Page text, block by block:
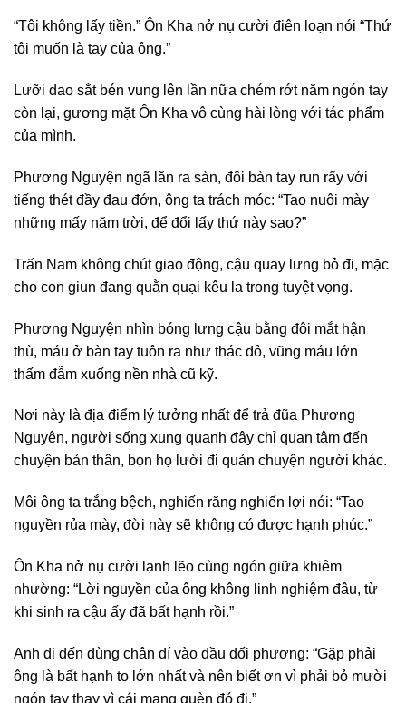
“Tôi không lấy tiền.” Ôn Kha nở nụ cười điên loạn nói “Thứ
tôi muốn là tay của ông.”
Lưỡi dao sắt bén vung lên lần nữa chém rớt năm ngón tay
còn lại, gương mặt Ôn Kha vô cùng hài lòng với tác phẩm
của mình.
Phương Nguyện ngã lăn ra sàn, đôi bàn tay run rẩy với
tiếng thét đầy đau đớn, ông ta trách móc: “Tao nuôi mày
những mấy năm trời, để đổi lấy thứ này sao?”
Trấn Nam không chút giao động, cậu quay lưng bỏ đi, mặc
cho con giun đang quằn quại kêu la trong tuyệt vọng.
Phương Nguyện nhìn bóng lưng cậu bằng đôi mắt hận
thù, máu ở bàn tay tuôn ra như thác đỏ, vũng máu lớn
thấm đẫm xuống nền nhà cũ kỹ.
Nơi này là địa điểm lý tưởng nhất để trả đũa Phương
Nguyện, người sống xung quanh đây chỉ quan tâm đến
chuyện bản thân, bọn họ lười đi quản chuyện người khác.
Môi ông ta trắng bệch, nghiến răng nghiến lợi nói: “Tao
nguyền rủa mày, đời này sẽ không có được hạnh phúc.”
Ôn Kha nở nụ cười lạnh lẽo cùng ngón giữa khiêm
nhường: “Lời nguyền của ông không linh nghiệm đâu, từ
khi sinh ra cậu ấy đã bất hạnh rồi.”
Anh đi đến dùng chân dí vào đầu đối phương: “Gặp phải
ông là bất hạnh to lớn nhất và nên biết ơn vì phải bỏ mười
ngón tay thay vì cái mạng quèn đó đi.”